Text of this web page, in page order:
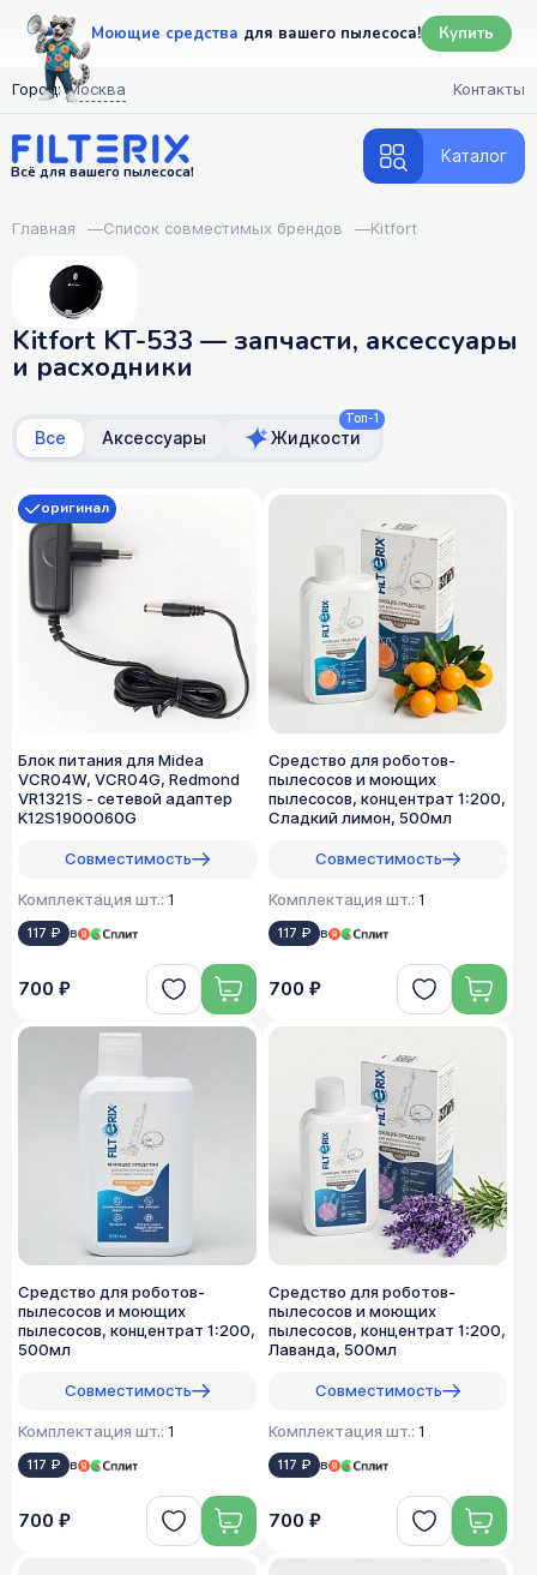
Моющие средства для вашего пылесоса! Купить
Город: Москва Контакты
Всё для вашего пылесоса!
Каталог
Главная —Список совместимых брендов —Kitfort
Kitfort KT-533 — запчасти, аксессуары
и расходники
Все Аксессуары
Топ-1
Жидкости
Блок питания для Midea
VCR04W, VCR04G, Redmond
VR1321S - сетевой адаптер
K12S1900060G
Совместимость
Комплектация шт.: 1
117 ₽ в
оригинал
700 ₽
Средство для роботов-
пылесосов и моющих
пылесосов, концентрат 1:200,
Сладкий лимон, 500мл
Совместимость
Комплектация шт.: 1
117 ₽ в
700 ₽
Средство для роботов-
пылесосов и моющих
пылесосов, концентрат 1:200,
500мл
Совместимость
Комплектация шт.: 1
117 ₽ в
700 ₽
Средство для роботов-
пылесосов и моющих
пылесосов, концентрат 1:200,
Лаванда, 500мл
Совместимость
Комплектация шт.: 1
117 ₽ в
700 ₽